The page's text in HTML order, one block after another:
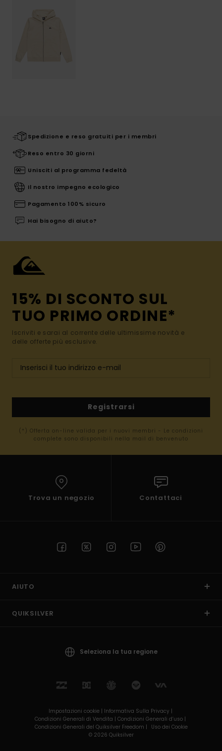
Spedizione e reso gratuiti per i membri
Reso entro 30 giorni
Unisciti al programma fedeltà
Il nostro impegno ecologico
Pagamento 100% sicuro
Hai bisogno di aiuto?
15% DI SCONTO SUL
TUO PRIMO ORDINE*
Iscriviti e sarai al corrente delle ultimissime novità e
delle offerte più esclusive.
Registrarsi
(*) Offerta on-line valida per i nuovi membri - Le condizioni
complete sono disponibili nella mail di benvenuto
Trova un negozio Contattaci
AIUTO
QUIKSILVER
Seleziona la tua regione
Impostazioni cookie | Informativa Sulla Privacy |
Condizioni Generali di Vendita | Condizioni Generali d’uso |
Condizioni Generali del Quiksilver Freedom |
Uso dei Cookie
© 2026 Quiksilver